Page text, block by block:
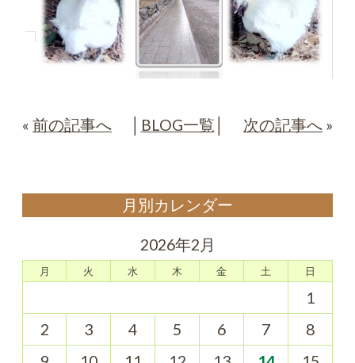
« 前の記事へ BLOG一覧 次の記事へ »
月別カレンダー
2026年2月
月 火 水 木 金 土 日
1
2
3 4 5 6 7
8